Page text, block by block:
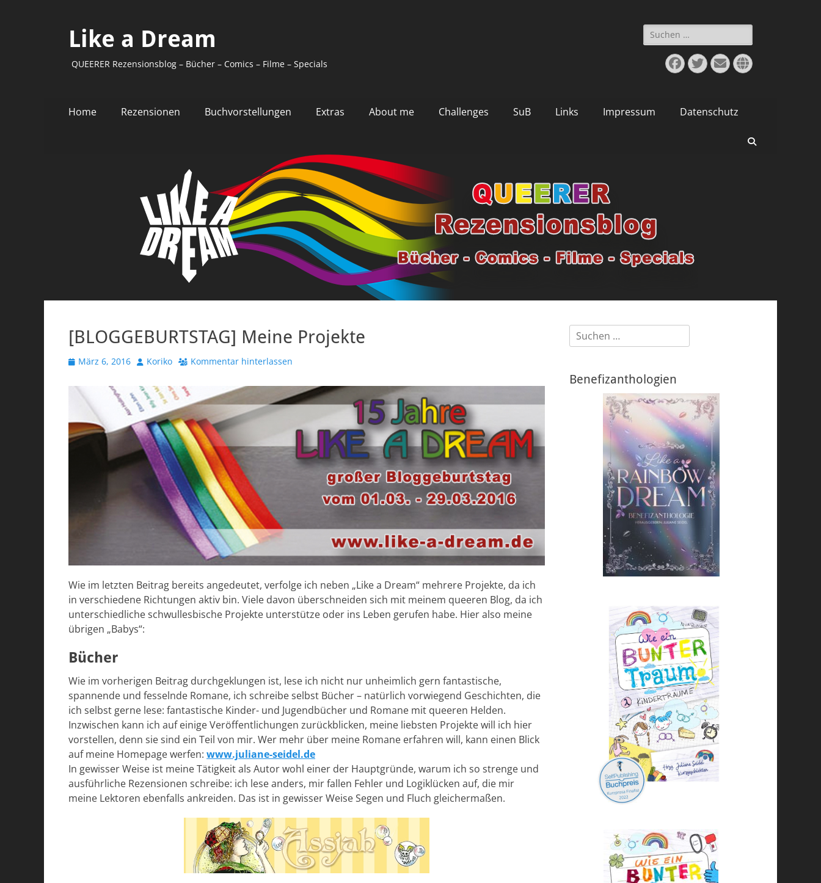
Like a Dream
QUEERER Rezensionsblog – Bücher – Comics – Filme – Specials
Suchen
nach:
Facebook
Twitter
E-
Mail
Website
Primäres
Inhalt
Home Rezensionen Buchvorstellungen Extras About me Challenges SuB Links Impressum Datenschutz
[BLOGGEBURTSTAG] Meine Projekte
Veröffentlicht
März 6, 2016 AutorKoriko Kommentar hinterlassen
Wie im letzten Beitrag bereits angedeutet, verfolge ich neben „Like a Dream“ mehrere Projekte, da ich
in verschiedene Richtungen aktiv bin. Viele davon überschneiden sich mit meinem queeren Blog, da ich
unterschiedliche schwullesbische Projekte unterstütze oder ins Leben gerufen habe. Hier also meine
übrigen „Babys“:
Bücher
Wie im vorherigen Beitrag durchgeklungen ist, lese ich nicht nur unheimlich gern fantastische,
spannende und fesselnde Romane, ich schreibe selbst Bücher – natürlich vorwiegend Geschichten, die
ich selbst gerne lese: fantastische Kinder- und Jugendbücher und Romane mit queeren Helden.
Inzwischen kann ich auf einige Veröffentlichungen zurückblicken, meine liebsten Projekte will ich hier
vorstellen, denn sie sind ein Teil von mir. Wer mehr über meine Romane erfahren will, kann einen Blick
auf meine Homepage werfen: www.juliane-seidel.de
In gewisser Weise ist meine Tätigkeit als Autor wohl einer der Hauptgründe, warum ich so strenge und
ausführliche Rezensionen schreibe: ich lese anders, mir fallen Fehler und Logiklücken auf, die mir
meine Lektoren ebenfalls ankreiden. Das ist in gewisser Weise Segen und Fluch gleichermaßen.
Suchen
nach:
Benefizanthologien